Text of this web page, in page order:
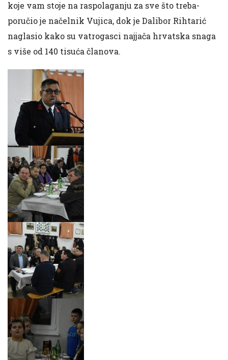
koje vam stoje na raspolaganju za sve što treba-
poručio je načelnik Vujica, dok je Dalibor Rihtarić
naglasio kako su vatrogasci najjača hrvatska snaga
s više od 140 tisuća članova.